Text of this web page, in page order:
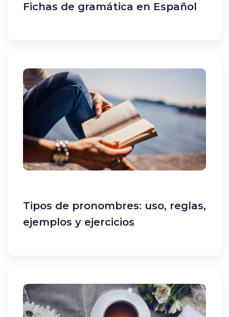
Fichas de gramática en Español
Tipos de pronombres: uso, reglas,
ejemplos y ejercicios